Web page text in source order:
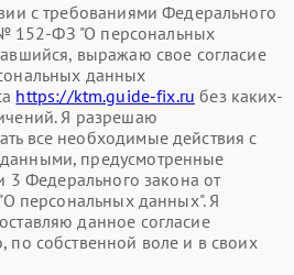
с требованиями Федерального
152-ФЗ "О персональных
выражаю свое согласие
данных
https://ktm.guide-fix.ru без каких-
Я разрешаю
все необходимые действия с
предусмотренные
3 Федерального закона от
персональных данных". Я
данное согласие
по собственной воле и в своих